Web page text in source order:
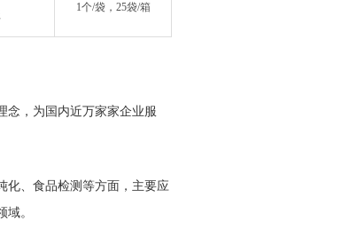
1个/袋，25袋/箱
念，为国内近万家家企业服
化、食品检测等方面，主要应
。